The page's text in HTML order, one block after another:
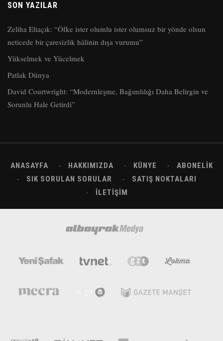
SON YAZILAR
Zeliha Eliaçık: “Öfke ister olumlu ister olumsuz bir yönde olsun
neticede bir çaresizlik hâlinin dışa vurumu”
Yükselmek ve Yücelmek
Patlak Dünya
David Courtwright: “Modernleşme, Bağımlılığı Daha Belirgin ve
Sorunlu Hale Getirdi”
ANASAYFA HAKKIMIZDA KÜNYE
ABONELIK
SIK SORULAN SORULAR
SATIŞ NOKTALARI
İLETIŞIM